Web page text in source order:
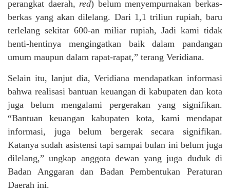
perangkat daerah, red) belum menyempurnakan berkas-
berkas yang akan dilelang. Dari 1,1 triliun rupiah, baru
terlelang sekitar 600-an miliar rupiah, Jadi kami tidak
henti-hentinya mengingatkan baik dalam pandangan
umum maupun dalam rapat-rapat,” terang Veridiana.
Selain itu, lanjut dia, Veridiana mendapatkan informasi
bahwa realisasi bantuan keuangan di kabupaten dan kota
juga belum mengalami pergerakan yang signifikan.
“Bantuan keuangan kabupaten kota, kami mendapat
informasi, juga belum bergerak secara signifikan.
Katanya sudah asistensi tapi sampai bulan ini belum juga
dilelang,” ungkap anggota dewan yang juga duduk di
Badan Anggaran dan Badan Pembentukan Peraturan
Daerah ini.